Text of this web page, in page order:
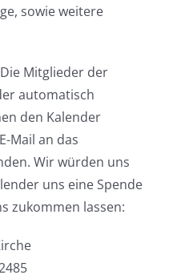
sowie weitere
Mitglieder der
automatisch
den Kalender
Mail an das
Wir würden uns
uns eine Spende
zukommen lassen: